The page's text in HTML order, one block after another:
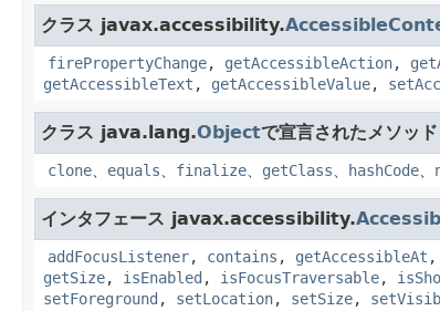
クラス javax.accessibility.
firePropertyChange, getAccessibleAction,
getAccessibleText , getAccessibleValue,
クラス java.lang.Objectで宣言されたメソッド
clone、 equals、 finalize、 getClass、 hashCode、
インタフェース javax.accessibility.
addFocusListener, contains , getAccessibleAt ,
getSize, isEnabled , isFocusTraversable,
setForeground , setLocation, setSize,